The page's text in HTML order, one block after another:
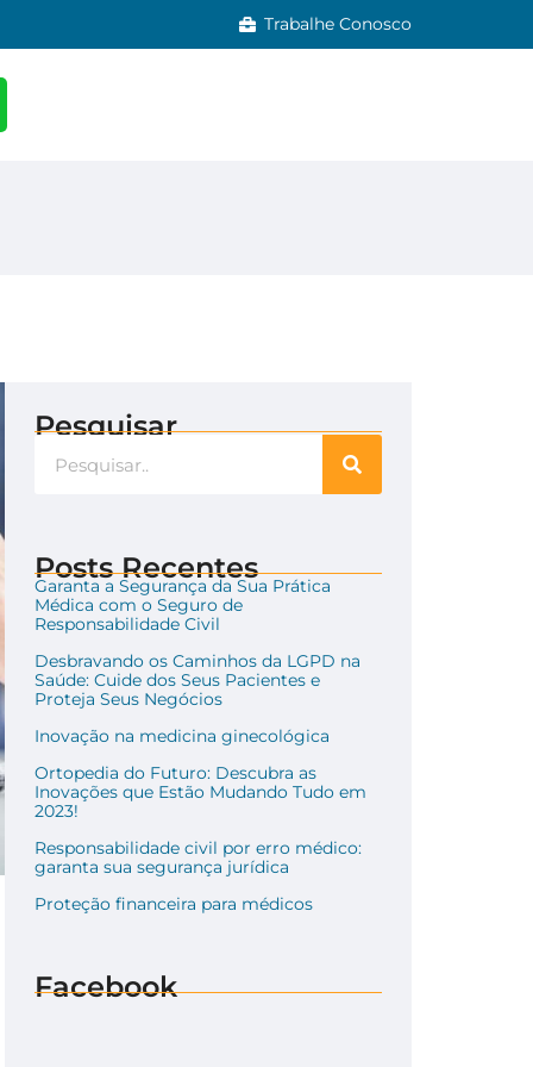
Trabalhe Conosco
Pesquisar
Posts Recentes
Garanta a Segurança da Sua Prática
Médica com o Seguro de
Responsabilidade Civil
Desbravando os Caminhos da LGPD na
Saúde: Cuide dos Seus Pacientes e
Proteja Seus Negócios
Inovação na medicina ginecológica
Ortopedia do Futuro: Descubra as
Inovações que Estão Mudando Tudo em
2023!
Responsabilidade civil por erro médico:
garanta sua segurança jurídica
Proteção financeira para médicos
Facebook